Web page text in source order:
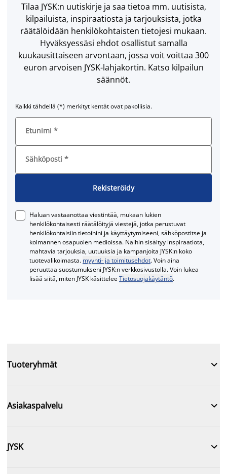
Tilaa JYSK:n uutiskirje ja saa tietoa mm. uutisista,
kilpailuista, inspiraatiosta ja tarjouksista, jotka
räätälöidään henkilökohtaisten tietojesi mukaan.
Hyväksyessäsi ehdot osallistut samalla
kuukausittaiseen arvontaan, jossa voit voittaa 300
euron arvoisen JYSK-lahjakortin. Katso kilpailun
säännöt.
Kaikki tähdellä (*) merkityt kentät ovat pakollisia.
Etunimi *
Sähköposti *
Rekisteröidy
Haluan vastaanottaa viestintää, mukaan lukien
henkilökohtaisesti räätälöityjä viestejä, jotka perustuvat
henkilökohtaisiin tietoihini ja käyttäytymiseeni, sähköpostitse ja
kolmannen osapuolen medioissa. Näihin sisältyy inspiraatiota,
mahtavia tarjouksia, uutuuksia ja kampanjoita JYSK:n koko
tuotevalikoimasta. myynti- ja toimitusehdot. Voin aina
peruuttaa suostumukseni JYSK:n verkkosivustolla. Voin lukea
lisää siitä, miten JYSK käsitteleeTietosuojakäytäntö.
Tuoteryhmät 
Asiakaspalvelu 
JYSK 